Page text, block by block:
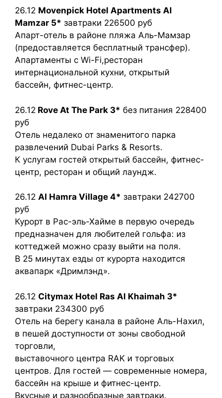
26.12 Movenpick Hotel Apartments Al
Mamzar 5* завтраки 226500 руб
Апарт-отель в районе пляжа Аль-Мамзар
(предоставляется бесплатный трансфер).
Апартаменты с Wi-Fi,ресторан
интернациональной кухни, открытый
бассейн, фитнес-центр.
26.12 Rove At The Park 3* без питания 228400
руб
Отель недалеко от знаменитого парка
развлечений Dubai Parks & Resorts.
К услугам гостей открытый бассейн, фитнес-
центр, ресторан и общий лаундж.
26.12 Al Hamra Village 4* завтраки 242700
руб
Курорт в Рас-эль-Хайме в первую очередь
предназначен для любителей гольфа: из
коттеджей можно сразу выйти на поля.
В 25 минутах езды от курорта находится
аквапарк «Дримлэнд».
26.12 Citymax Hotel Ras Al Khaimah 3*
завтраки 234300 руб
Отель на берегу канала в районе Аль-Нахил,
в пешей доступности от зоны свободной
торговли,
выставочного центра RAK и торговых
центров. Для гостей — современные номера,
бассейн на крыше и фитнес-центр.
Вкусные и разнообразные завтраки.